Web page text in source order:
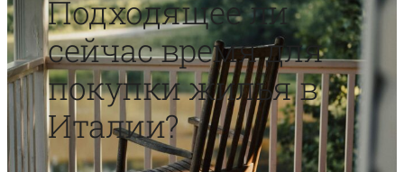
Подходящее ли
сейчас время для
покупки жилья в
Италии?